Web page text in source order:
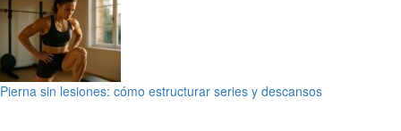
Pierna sin lesiones: cómo estructurar series y descansos